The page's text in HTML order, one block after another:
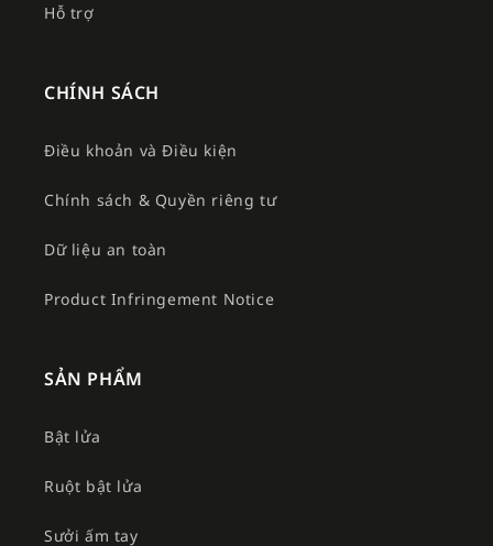
Hỗ trợ
CHÍNH SÁCH
Điều khoản và Điều kiện
Chính sách & Quyền riêng tư
Dữ liệu an toàn
Product Infringement Notice
SẢN PHẨM
Bật lửa
Ruột bật lửa
Sưởi ấm tay